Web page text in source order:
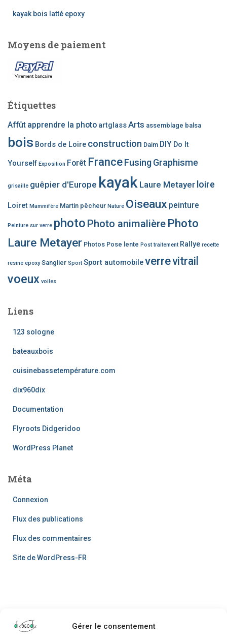
Gérer le consentement
:
kayak bois latté epoxy
Moyens de paiement
Étiquettes
Affût apprendre la photo artglassArts assemblage balsa
bois Bords de Loire construction Daim DIY Do It
Yourself Exposition Forêt FranceFusingGraphisme
grisaille guêpier d'Europe kayak Laure Metayer loire
Loiret Mammifère Martin pêcheur Nature Oiseaux peinture
Peinture sur verre photo Photo animalière Photo
Laure Metayer Photos Pose lente Post traitement Rallye recette
resine epoxy Sanglier Sport Sport automobileverrevitrail
voeux voiles
Liens
123 sologne
bateauxbois
cuisinebassetempérature.com
dix960dix
Documentation
Flyroots Didgeridoo
WordPress Planet
Méta
Connexion
Flux des publications
Flux des commentaires
Site de WordPress-FR